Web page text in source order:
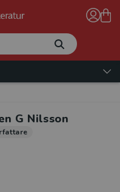
G Nilsson